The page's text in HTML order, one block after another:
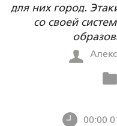
для них город.
со своей
00:00